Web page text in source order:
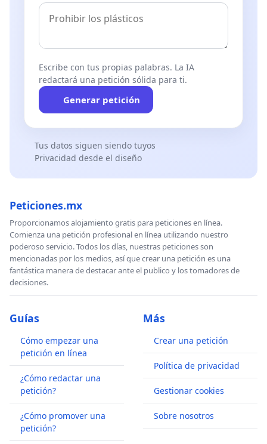
Escribe con tus propias palabras. La IA
redactará una petición sólida para ti.
Generar petición
Tus datos siguen siendo tuyos
Privacidad desde el diseño
Peticiones.mx
Proporcionamos alojamiento gratis para peticiones en línea.
Comienza una petición profesional en línea utilizando nuestro
poderoso servicio. Todos los días, nuestras peticiones son
mencionadas por los medios, así que crear una petición es una
fantástica manera de destacar ante el publico y los tomadores de
decisiones.
Guías
Cómo empezar una
petición en línea
¿Cómo redactar una
petición?
¿Cómo promover una
petición?
Más
Crear una petición
Política de privacidad
Gestionar cookies
Sobre nosotros